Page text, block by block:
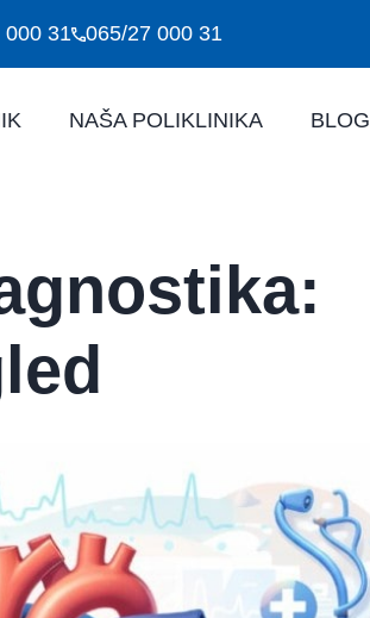
000 31 065/27 000 31
NAŠA POLIKLINIKA BLOG